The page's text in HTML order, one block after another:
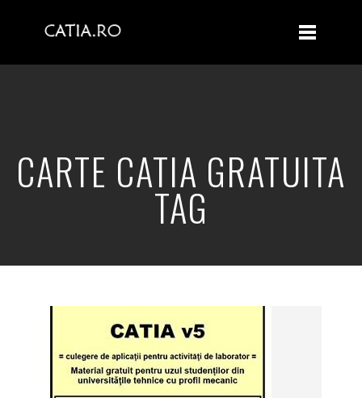
CARTE CATIA GRATUITA
TAG